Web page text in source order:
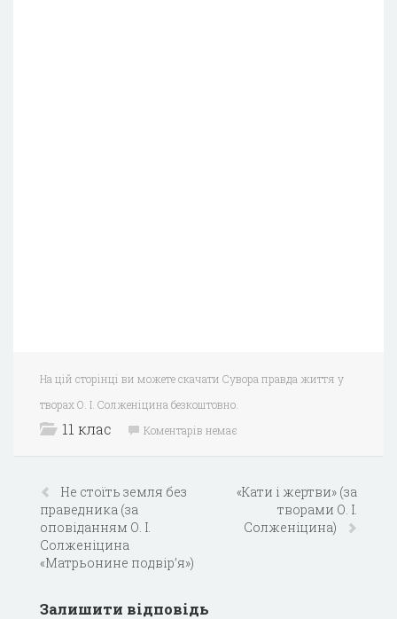
На цій сторінці ви можете скачати Сувора правда життя у
творах О. І. Солженіцина безкоштовно.
11 клас Коментарів немає
Не стоїть земля без
праведника (за
оповіданням О. І.
Солженіцина
«Матрьонине подвір’я»)
«Кати і жертви» (за
творами О. І.
Солженіцина)
Залишити відповідь